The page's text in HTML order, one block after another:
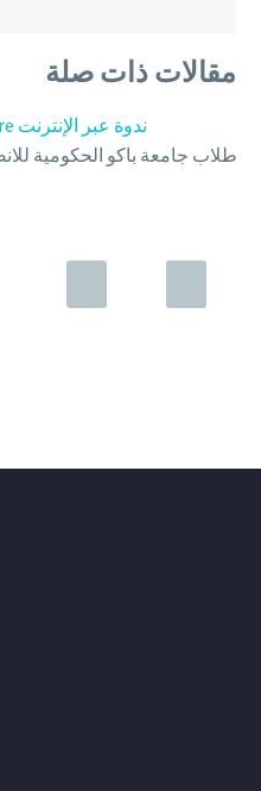
مقالات ذات صلة
ندوة عبر الإنترنت IEEE Xplore لجامعة باكو الحكومية